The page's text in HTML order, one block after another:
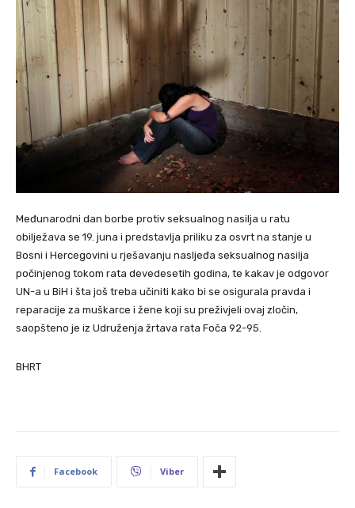
Međunarodni dan borbe protiv seksualnog nasilja u ratu
obilježava se 19. juna i predstavlja priliku za osvrt na stanje u
Bosni i Hercegovini u rješavanju nasljeđa seksualnog nasilja
počinjenog tokom rata devedesetih godina, te kakav je odgovor
UN-a u BiH i šta još treba učiniti kako bi se osigurala pravda i
reparacije za muškarce i žene koji su preživjeli ovaj zločin,
saopšteno je iz Udruženja žrtava rata Foča 92-95.
BHRT
Facebook Viber